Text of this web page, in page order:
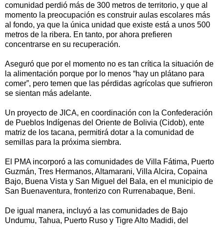
comunidad perdió más de 300 metros de territorio, y que al
momento la preocupación es construir aulas escolares más
al fondo, ya que la única unidad que existe está a unos 500
metros de la ribera. En tanto, por ahora prefieren
concentrarse en su recuperación.
Aseguró que por el momento no es tan crítica la situación de
la alimentación porque por lo menos “hay un plátano para
comer”, pero temen que las pérdidas agrícolas que sufrieron
se sientan más adelante.
Un proyecto de JICA, en coordinación con la Confederación
de Pueblos Indígenas del Oriente de Bolivia (Cidob), ente
matriz de los tacana, permitirá dotar a la comunidad de
semillas para la próxima siembra.
El PMA incorporó a las comunidades de Villa Fátima, Puerto
Guzmán, Tres Hermanos, Altamarani, Villa Alcira, Copaina
Bajo, Buena Vista y San Miguel del Bala, en el municipio de
San Buenaventura, fronterizo con Rurrenabaque, Beni.
De igual manera, incluyó a las comunidades de Bajo
Undumu, Tahua, Puerto Ruso y Tigre Alto Madidi, del